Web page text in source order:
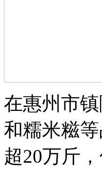
在惠州市
和糯米糍
超20万斤